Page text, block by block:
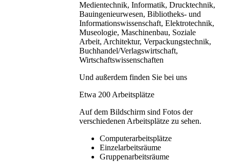
Medientechnik, Informatik, Drucktechnik,
Bauingenieurwesen, Bibliotheks- und
Informationswissenschaft, Elektrotechnik,
Museologie, Maschinenbau, Soziale
Arbeit, Architektur, Verpackungstechnik,
Buchhandel/Verlagswirtschaft,
Wirtschaftswissenschaften
Und außerdem finden Sie bei uns
Etwa 200 Arbeitsplätze
Auf dem Bildschirm sind Fotos der
verschiedenen Arbeitsplätze zu sehen.
Computerarbeitsplätze
Einzelarbeitsräume
Gruppenarbeitsräume